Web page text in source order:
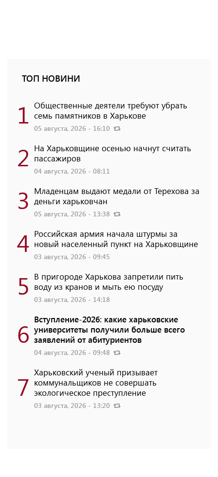
ТОП НОВИНИ
1 Общественные деятели требуют убрать
семь памятников в Харькове
05 августа, 2026 - 16:10
2 На Харьковщине осенью начнут считать
пассажиров
04 августа, 2026 - 08:11
3 Младенцам выдают медали от Терехова за
деньги харьковчан
05 августа, 2026 - 13:38
4 Российская армия начала штурмы за
новый населенный пункт на Харьковщине
03 августа, 2026 - 09:45
5 В пригороде Харькова запретили пить
воду из кранов и мыть ею посуду
03 августа, 2026 - 14:18
6 Вступление-2026: какие харьковские
университеты получили больше всего
заявлений от абитуриентов
04 августа, 2026 - 09:48
7 Харьковский ученый призывает
коммунальщиков не совершать
экологическое преступление
03 августа, 2026 - 13:20